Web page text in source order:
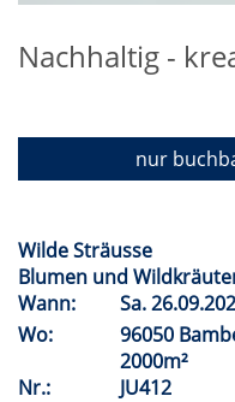
Nachhaltig -
nur
Wilde Sträusse
Blumen und
Wann:
Sa.
Wo:
96050
2000m²
Nr.:
JU412